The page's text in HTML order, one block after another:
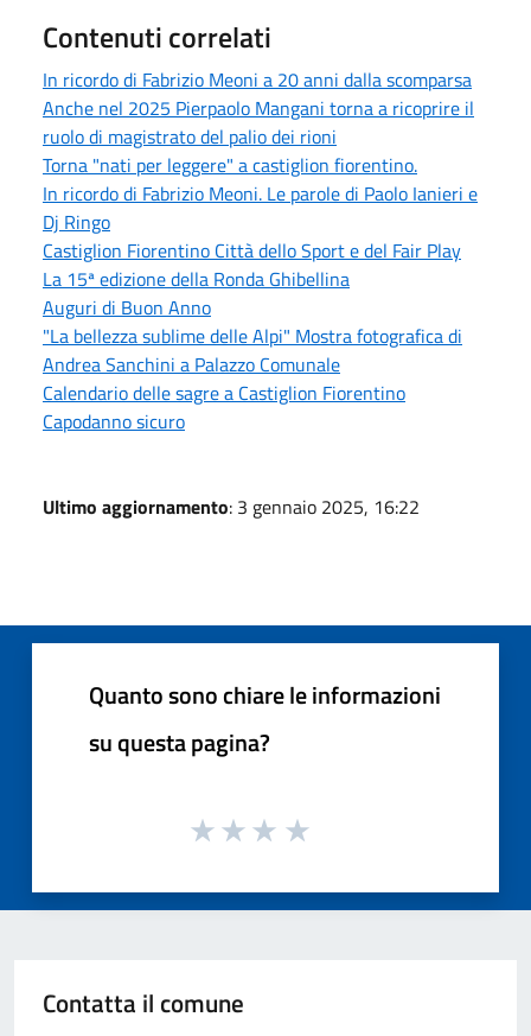
Contenuti correlati
In ricordo di Fabrizio Meoni a 20 anni dalla scomparsa
Anche nel 2025 Pierpaolo Mangani torna a ricoprire il
ruolo di magistrato del palio dei rioni
Torna "nati per leggere" a castiglion fiorentino.
In ricordo di Fabrizio Meoni. Le parole di Paolo Ianieri e
Dj Ringo
Castiglion Fiorentino Città dello Sport e del Fair Play
La 15ª edizione della Ronda Ghibellina
Auguri di Buon Anno
"La bellezza sublime delle Alpi" Mostra fotografica di
Andrea Sanchini a Palazzo Comunale
Calendario delle sagre a Castiglion Fiorentino
Capodanno sicuro
Ultimo aggiornamento: 3 gennaio 2025, 16:22
Quanto sono chiare le informazioni
su questa pagina?
Contatta il comune